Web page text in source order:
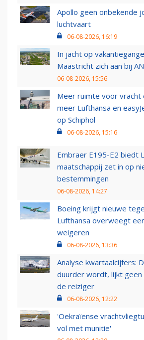
Apollo geen onbekende
luchtvaart
06-08-2026, 16:19
In jacht op
Maastricht zich aan bij
06-08-2026, 15:56
Meer ruimte voor
meer Lufthansa en
op Schiphol
06-08-2026, 15:16
Embraer E195-E2 biedt
maatschappij zet in op
bestemmingen
06-08-2026, 14:27
Boeing krijgt nieuwe
Lufthansa overweegt
weigeren
06-08-2026, 13:36
Analyse kwartaalcijfers:
duurder wordt, lijkt
de reiziger
06-08-2026, 12:22
'Oekraïense
vol met munitie'